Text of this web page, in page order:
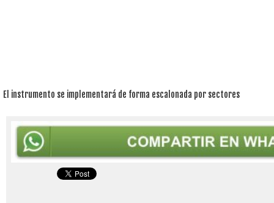
El instrumento se implementará de forma escalonada por sectores